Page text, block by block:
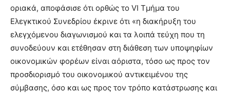
οριακά, αποφάσισε ότι ορθώς το VI Τμήμα του
Ελεγκτικού Συνεδρίου έκρινε ότι «η διακήρυξη του
ελεγχόμενου διαγωνισμού και τα λοιπά τεύχη που τη
συνοδεύουν και ετέθησαν στη διάθεση των υποψηφίων
οικονομικών φορέων είναι αόριστα, τόσο ως προς τον
προσδιορισμό του οικονομικού αντικειμένου της
σύμβασης, όσο και ως προς τον τρόπο κατάστρωσης και